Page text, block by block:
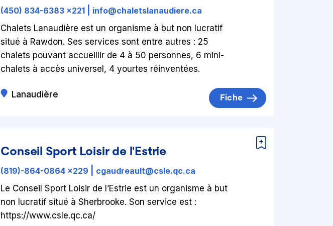
(450) 834-6383 x221
info@chaletslanaudiere.ca
Chalets Lanaudière est un organisme à but non lucratif
situé à Rawdon. Ses services sont entre autres : 25
chalets pouvant accueillir de 4 à 50 personnes, 6 mini-
chalets à accès universel, 4 yourtes réinventées.
Lanaudière Fiche
Conseil Sport Loisir de l'Estrie
(819)-864-0864 x229
cgaudreault@csle.qc.ca
Le Conseil Sport Loisir de l’Estrie est un organisme à but
non lucratif situé à Sherbrooke. Son service est :
https://www.csle.qc.ca/